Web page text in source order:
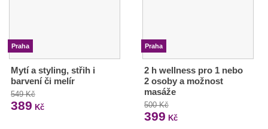
Praha
Mytí a styling, střih i
barvení či melír
549 Kč
389 Kč
Praha
2 h wellness pro 1 nebo
2 osoby a možnost
masáže
500 Kč
399 Kč